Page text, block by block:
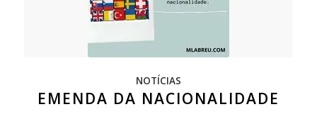
NOTÍCIAS
EMENDA DA NACIONALIDADE